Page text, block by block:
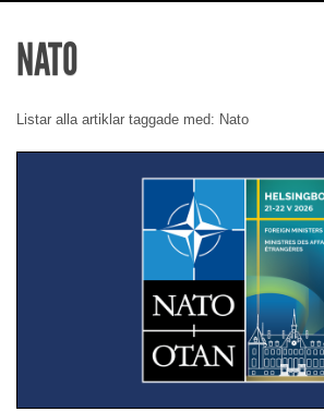
NATO
Listar alla artiklar taggade med: Nato